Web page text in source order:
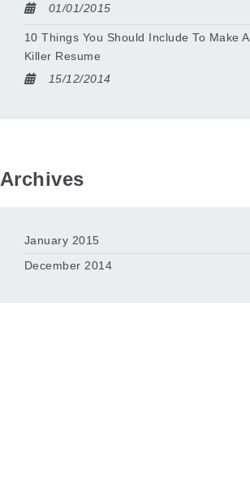
01/01/2015
10 Things You Should Include To Make A
Killer Resume
15/12/2014
Archives
January 2015
December 2014